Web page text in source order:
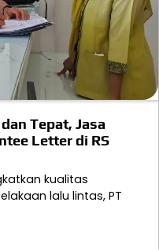
Tepat, Jasa
Letter di RS
kualitas
lalu lintas, PT